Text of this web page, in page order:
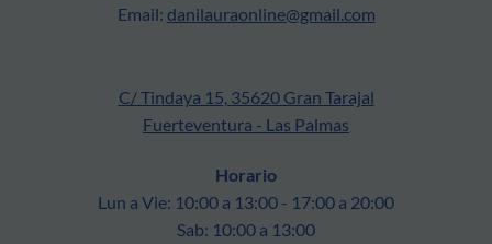
Email: danilauraonline@gmail.com
C/ Tindaya 15, 35620 Gran Tarajal
Fuerteventura - Las Palmas
Horario
Lun a Vie: 10:00 a 13:00 - 17:00 a 20:00
Sab: 10:00 a 13:00